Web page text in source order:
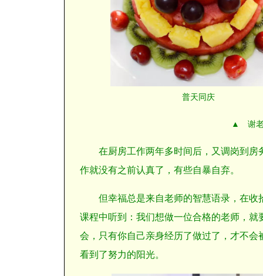
普天同庆
▲ 谢老
在厨房工作两年多时间后，又调岗到
作就没有之前认真了，有些自暴自弃。
但幸福总是来自老师的智慧语录，在
课程中听到：我们想做一位合格的老师，
会，只有你自己亲身经历了做过了，才不
看到了努力的阳光。